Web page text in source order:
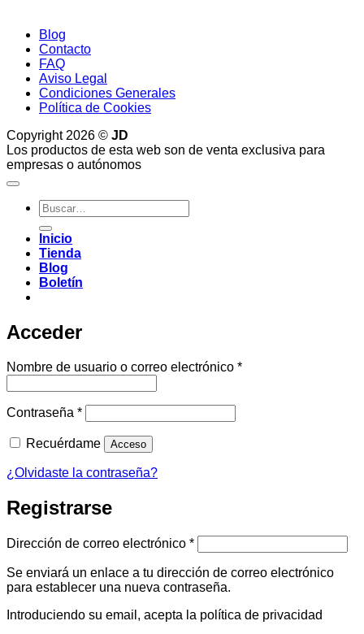
Blog
Contacto
FAQ
Aviso Legal
Condiciones Generales
Política de Cookies
Copyright 2026 © JD
Los productos de esta web son de venta exclusiva para
empresas o autónomos
Buscar
por:
Inicio
Tienda
Blog
Boletín
Acceder
Nombre de usuario o correo electrónico *Obligatorio
Contraseña *Obligatorio
Recuérdame Acceso
¿Olvidaste la contraseña?
Registrarse
Dirección de correo electrónico *Obligatorio
Se enviará un enlace a tu dirección de correo electrónico
para establecer una nueva contraseña.
Introduciendo su email, acepta la política de privacidad